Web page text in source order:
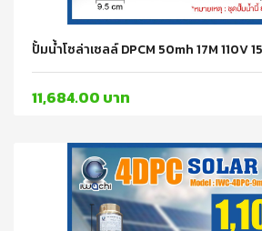
ปั้มน้ำโซล่าเซลล์ DPCM 50mh 17M 110V
11,684.00 บาท